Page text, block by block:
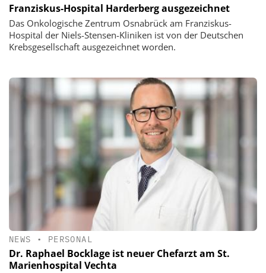
Franziskus-Hospital Harderberg ausgezeichnet
Das Onkologische Zentrum Osnabrück am Franziskus-
Hospital der Niels-Stensen-Kliniken ist von der Deutschen
Krebsgesellschaft ausgezeichnet worden.
NEWS • PERSONAL
Dr. Raphael Bocklage ist neuer Chefarzt am St.
Marienhospital Vechta